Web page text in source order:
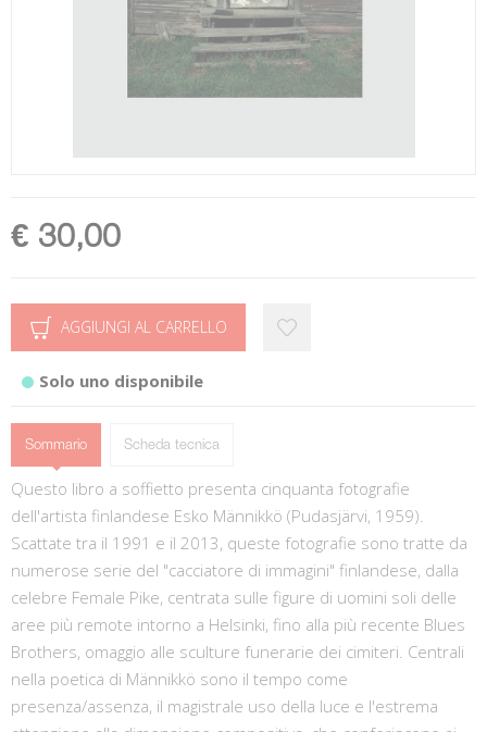
€ 30,00
AGGIUNGI AL CARRELLO
Solo uno disponibile
Sommario Scheda tecnica
Questo libro a soffietto presenta cinquanta fotografie
dell'artista finlandese Esko Männikkö (Pudasjärvi, 1959).
Scattate tra il 1991 e il 2013, queste fotografie sono tratte da
numerose serie del "cacciatore di immagini" finlandese, dalla
celebre Female Pike, centrata sulle figure di uomini soli delle
aree più remote intorno a Helsinki, fino alla più recente Blues
Brothers, omaggio alle sculture funerarie dei cimiteri. Centrali
nella poetica di Männikkö sono il tempo come
presenza/assenza, il magistrale uso della luce e l'estrema